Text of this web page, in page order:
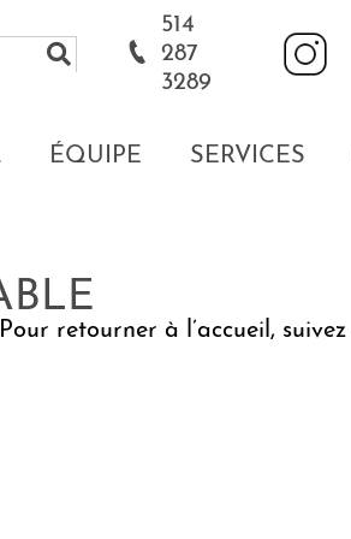
514
287
3289
ÉQUIPE SERVICES
retourner à l’accueil, suivez